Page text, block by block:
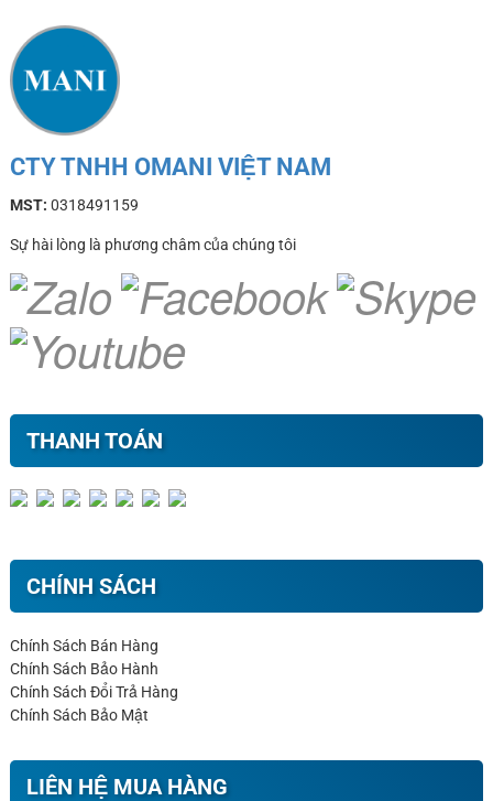
CTY TNHH OMANI VIỆT NAM
MST: 0318491159
Sự hài lòng là phương châm của chúng tôi
THANH TOÁN
CHÍNH SÁCH
Chính Sách Bán Hàng
Chính Sách Bảo Hành
Chính Sách Đổi Trả Hàng
Chính Sách Bảo Mật
LIÊN HỆ MUA HÀNG